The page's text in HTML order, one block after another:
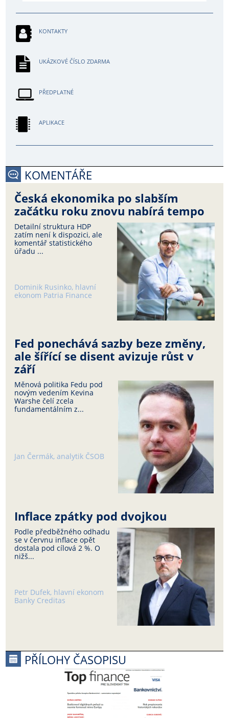
KONTAKTY
UKÁZKOVÉ ČÍSLO ZDARMA
PŘEDPLATNÉ
APLIKACE
KOMENTÁŘE
Česká ekonomika po slabším
začátku roku znovu nabírá tempo
Detailní struktura HDP
zatím není k dispozici, ale
komentář statistického
úřadu ...
Dominik Rusinko, hlavní
ekonom Patria Finance
Fed ponechává sazby beze změny,
ale šířící se disent avizuje růst v
září
Měnová politika Fedu pod
novým vedením Kevina
Warshe čelí zcela
fundamentálním z...
Jan Čermák, analytik ČSOB
Inflace zpátky pod dvojkou
Podle předběžného odhadu
se v červnu inflace opět
dostala pod cílová 2 %. O
nižš...
Petr Dufek, hlavní ekonom
Banky Creditas
PŘÍLOHY ČASOPISU